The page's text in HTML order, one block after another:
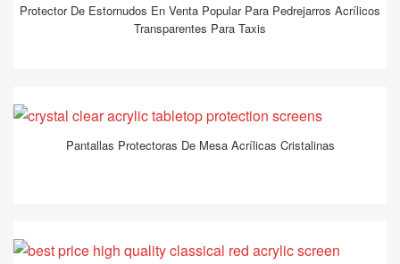
Protector De Estornudos En Venta Popular Para Pedrejarros Acrílicos
Transparentes Para Taxis
Pantallas Protectoras De Mesa Acrílicas Cristalinas